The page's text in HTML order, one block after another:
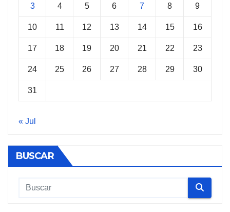
3 4 5 6 7 8 9
10 11 12 13 14 15 16
17 18 19 20 21 22 23
24 25 26 27 28 29 30
31
« Jul
BUSCAR